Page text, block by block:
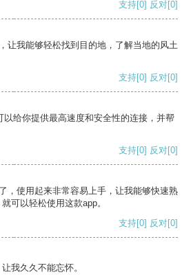
支持[0] 反对[0]
让我能够轻松找到目的地，了解当地的风土
支持[0] 反对[0]
给你提供最高速度和安全性的连接，并帮
支持[0] 反对[0]
，使用起来非常容易上手，让我能够快速熟
可以轻松使用这款app。
支持[0] 反对[0]
我久久不能忘怀。